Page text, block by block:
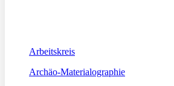
Arbeitskreis
Archäo-Materialographie